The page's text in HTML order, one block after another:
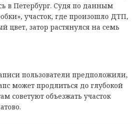
в Петербург. Судя по данным
участок, где произошло ДТП,
цвет, затор растянулся на семь
пользователи предположили,
может продлиться до глубокой
советуют объезжать участок